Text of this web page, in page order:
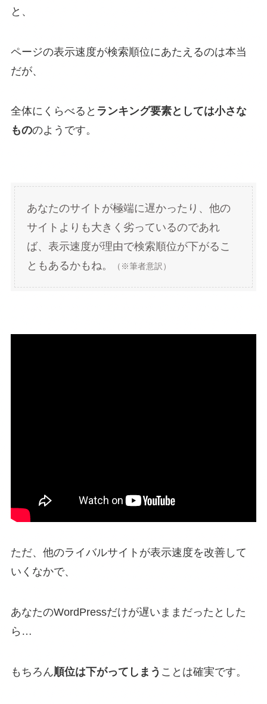
と、
ページの表示速度が検索順位にあたえるのは本当
だが、
全体にくらべると ランキング要素としては小さな
もののようです。
あなたのサイトが極端に遅かったり、他の
サイトよりも大きく劣っているのであれ
ば、表示速度が理由で検索順位が下がるこ
ともあるかもね。
（※筆者意訳）
ただ、他のライバルサイトが表示速度を改善して
いくなかで、
あなたのWordPressだけが遅いままだったとした
ら…
もちろん順位は下がってしまう ことは確実です。